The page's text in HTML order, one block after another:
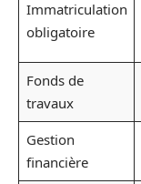
Immatriculation
obligatoire
Fonds de
travaux
Gestion
financière